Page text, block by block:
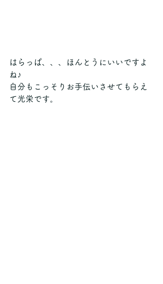
はらっぱ、、、ほんとうにいいですよ
ね♪
自分もこっそりお手伝いさせてもらえ
て光栄です。